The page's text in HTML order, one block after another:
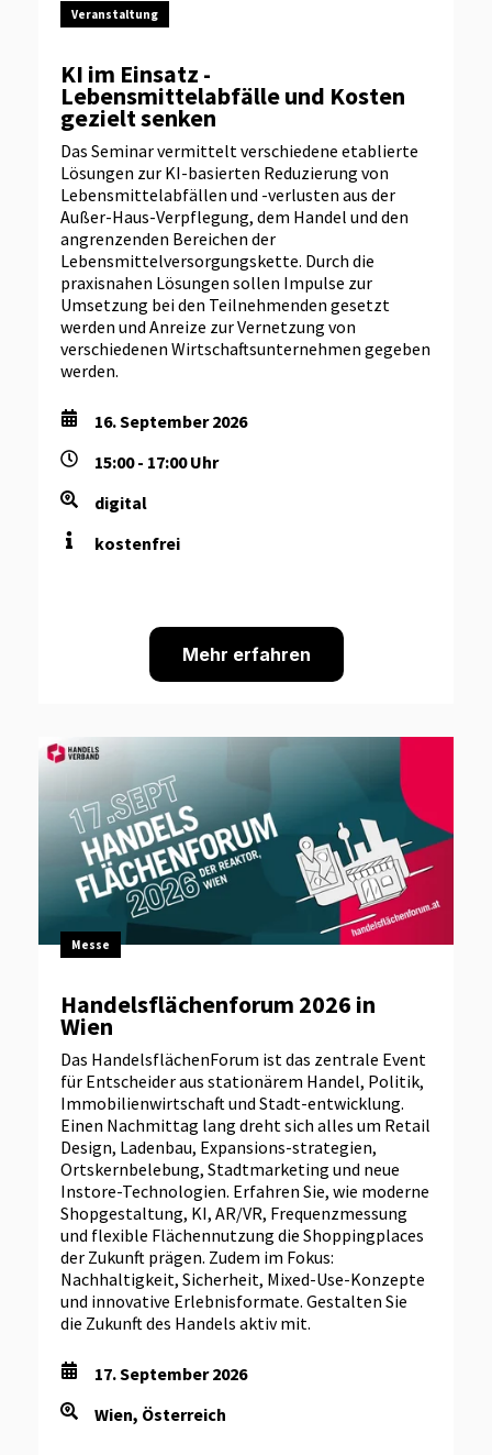
Veranstaltung
KI im Einsatz -
Lebensmittelabfälle und Kosten
gezielt senken
Das Seminar vermittelt verschiedene etablierte
Lösungen zur KI-basierten Reduzierung von
Lebensmittelabfällen und -verlusten aus der
Außer-Haus-Verpflegung, dem Handel und den
angrenzenden Bereichen der
Lebensmittelversorgungskette. Durch die
praxisnahen Lösungen sollen Impulse zur
Umsetzung bei den Teilnehmenden gesetzt
werden und Anreize zur Vernetzung von
verschiedenen Wirtschaftsunternehmen gegeben
werden.
16. September 2026
15:00 - 17:00 Uhr
digital
kostenfrei
Mehr erfahren
Messe
Handelsflächenforum 2026 in
Wien
Das HandelsflächenForum ist das zentrale Event
für Entscheider aus stationärem Handel, Politik,
Immobilienwirtschaft und Stadt-entwicklung.
Einen Nachmittag lang dreht sich alles um Retail
Design, Ladenbau, Expansions-strategien,
Ortskernbelebung, Stadtmarketing und neue
Instore-Technologien. Erfahren Sie, wie moderne
Shopgestaltung, KI, AR/VR, Frequenzmessung
und flexible Flächennutzung die Shoppingplaces
der Zukunft prägen. Zudem im Fokus:
Nachhaltigkeit, Sicherheit, Mixed-Use-Konzepte
und innovative Erlebnisformate. Gestalten Sie
die Zukunft des Handels aktiv mit.
17. September 2026
Wien, Österreich